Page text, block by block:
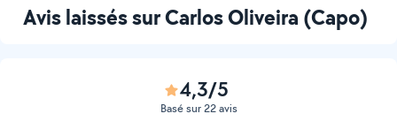
Avis laissés sur Carlos Oliveira (Capo)
4,3/5
Basé sur 22 avis